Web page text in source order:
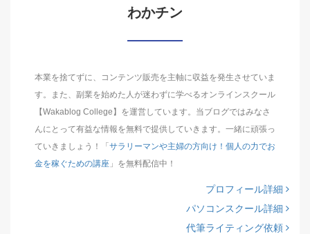
わかチン
本業を捨てずに、コンテンツ販売を主軸に収益を発生させていま
す。また、副業を始めた人が迷わずに学べるオンラインスクール
【Wakablog College】を運営しています。当ブログではみなさ
んにとって有益な情報を無料で提供していきます。一緒に頑張っ
ていきましょう！「 サラリーマンや主婦の方向け！個人の力でお
金を稼ぐための講座 」を無料配信中！
プロフィール詳細
パソコンスクール詳細
代筆ライティング依頼